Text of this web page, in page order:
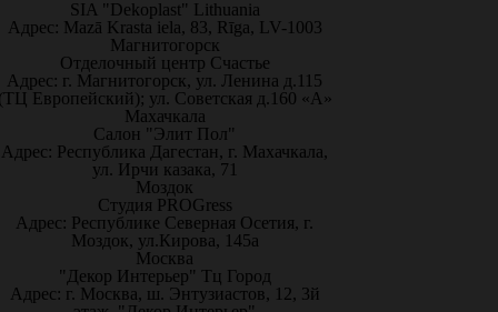
SIA "Dekoplast" Lithuania
Адрес: Mazā Krasta iela, 83, Rīga, LV-1003
Магнитогорск
Отделочный центр Счастье
Адрес: г. Магнитогорск, ул. Ленина д.115
Европейский); ул. Советская д.160 «А»
Махачкала
Салон "Элит Пол"
Адрес: Республика Дагестан, г. Махачкала,
ул. Ирчи казака, 71
Моздок
Студия PROGress
Адрес: Республике Северная Осетия, г.
Моздок, ул.Кирова, 145а
Москва
"Декор Интерьер" Тц Город
Адрес: г. Москва, ш. Энтузиастов, 12, 3й